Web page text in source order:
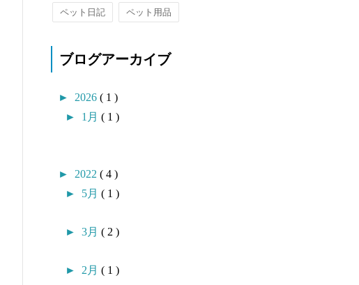
ペット日記 ペット用品
ブログアーカイブ
► 2026 ( 1 )
► 1月 ( 1 )
► 2022 ( 4 )
► 5月 ( 1 )
► 3月 ( 2 )
► 2月 ( 1 )